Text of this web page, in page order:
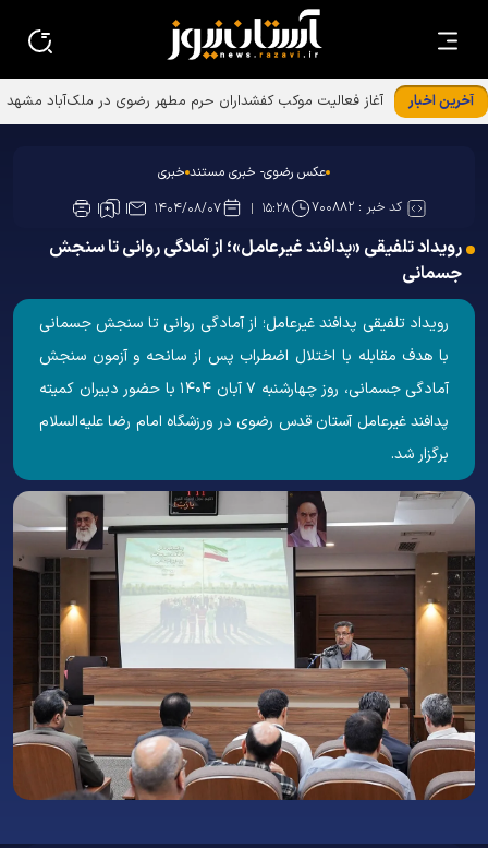
آخرین اخبار
عکس رضوی- خبری مستند خبری
کد خبر :۷۰۰۸۸۲ ۱۵:۲۸ ۱۴۰۴/۰۸/۰۷
رویداد تلفیقی «پدافند غیرعامل»؛ از آمادگی روانی تا سنجش
جسمانی
رویداد تلفیقی پدافند غیرعامل؛ از آمادگی روانی تا سنجش جسمانی
با هدف مقابله با اختلال اضطراب پس از سانحه و آزمون سنجش
آمادگی جسمانی، روز چهارشنبه ۷ آبان ۱۴۰۴ با حضور دبیران کمیته
پدافند غیرعامل آستان قدس رضوی در ورزشگاه امام رضا علیه‌السلام
برگزار شد.